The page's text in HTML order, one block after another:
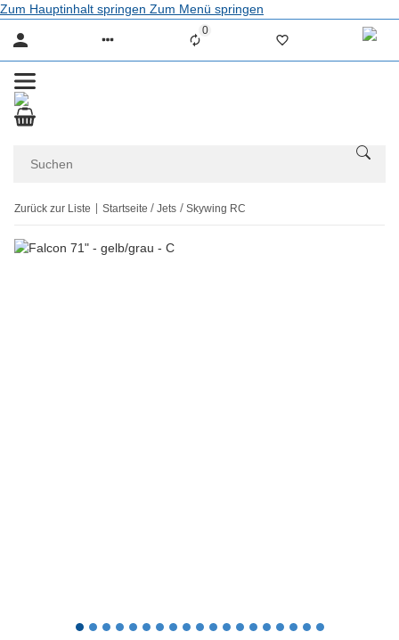
Zum Hauptinhalt springen Zum Menü springen
0Liste ist leer
Zurück zur Liste Startseite Jets Skywing RC